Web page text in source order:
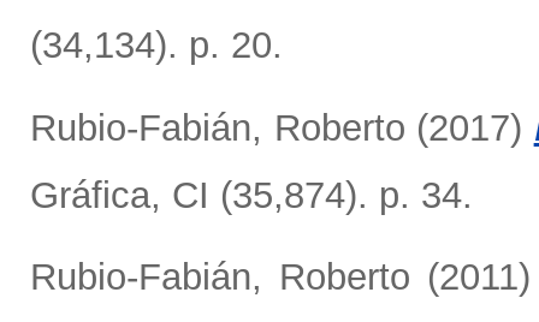
(34,134). p. 20.
Rubio-Fabián, Roberto (2017)
Gráfica, CI (35,874). p. 34.
Rubio-Fabián, Roberto